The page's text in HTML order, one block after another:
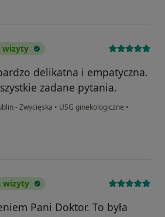
wizyty
delikatna i empatyczna.
zadane pytania.
- Zwycięska • USG ginekologiczne •
wizyty
Pani Doktor. To była